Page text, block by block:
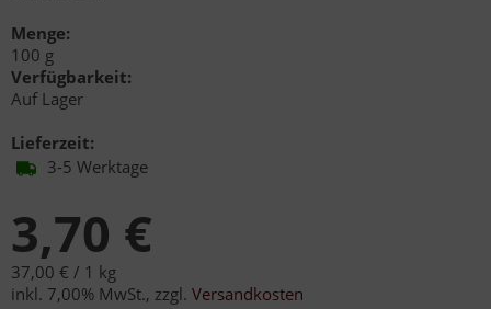
Menge:
100 g
Verfügbarkeit:
Auf Lager
Lieferzeit:
3-5 Werktage
3,70 €
37,00 € / 1 kg
inkl. 7,00% MwSt., zzgl. Versandkosten